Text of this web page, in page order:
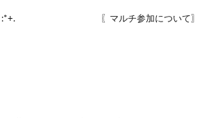
ー･:*+. 〖マルチ参加について〗